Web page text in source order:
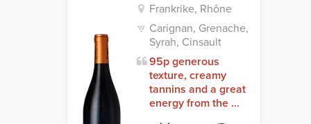
Frankrike, Rhône
Carignan, Grenache,
Syrah, Cinsault
95p generous
texture, creamy
tannins and a great
energy from the ...